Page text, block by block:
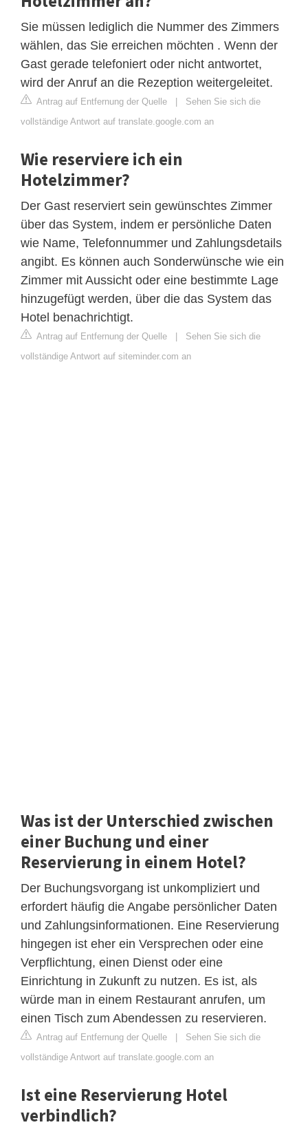
Sie müssen lediglich die Nummer des Zimmers
wählen, das Sie erreichen möchten . Wenn der
Gast gerade telefoniert oder nicht antwortet,
wird der Anruf an die Rezeption weitergeleitet.
Antrag auf Entfernung der Quelle | Sehen Sie sich die
vollständige Antwort auf translate.google.com an
Wie reserviere ich ein
Hotelzimmer?
Der Gast reserviert sein gewünschtes Zimmer
über das System, indem er persönliche Daten
wie Name, Telefonnummer und Zahlungsdetails
angibt. Es können auch Sonderwünsche wie ein
Zimmer mit Aussicht oder eine bestimmte Lage
hinzugefügt werden, über die das System das
Hotel benachrichtigt.
Antrag auf Entfernung der Quelle | Sehen Sie sich die
vollständige Antwort auf siteminder.com an
Was ist der Unterschied zwischen
einer Buchung und einer
Reservierung in einem Hotel?
Der Buchungsvorgang ist unkompliziert und
erfordert häufig die Angabe persönlicher Daten
und Zahlungsinformationen. Eine Reservierung
hingegen ist eher ein Versprechen oder eine
Verpflichtung, einen Dienst oder eine
Einrichtung in Zukunft zu nutzen. Es ist, als
würde man in einem Restaurant anrufen, um
einen Tisch zum Abendessen zu reservieren.
Antrag auf Entfernung der Quelle | Sehen Sie sich die
vollständige Antwort auf translate.google.com an
Ist eine Reservierung Hotel
verbindlich?